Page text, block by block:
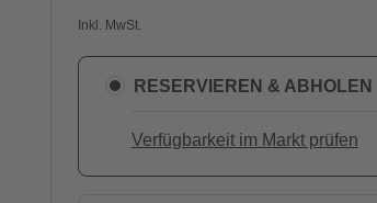
Inkl. MwSt.
RESERVIEREN & ABHOLEN
Verfügbarkeit im Markt prüfen